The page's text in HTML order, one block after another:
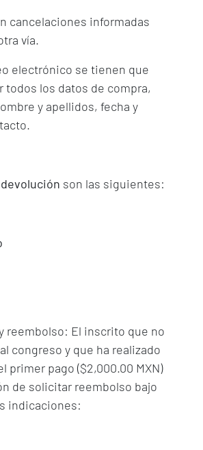
cancelaciones informadas
vía.
electrónico se tienen que
todos los datos de compra,
y apellidos, fecha y
son las siguientes:
reembolso: El inscrito que no
congreso y que ha realizado
primer pago ($2,000.00 MXN)
de solicitar reembolso bajo
indicaciones: